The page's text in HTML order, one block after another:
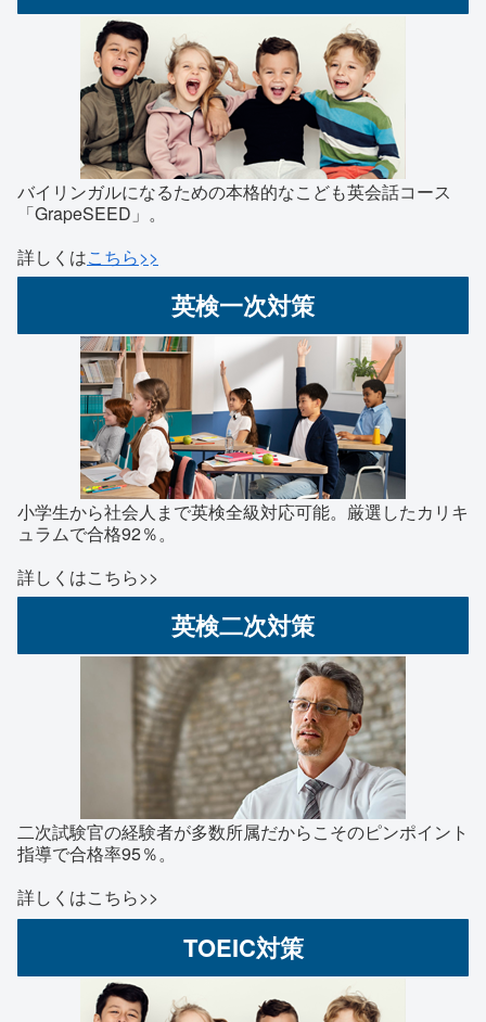
バイリンガルになるための本格的なこども英会話コース
「GrapeSEED」。
詳しくはこちら>>
英検一次対策
小学生から社会人まで英検全級対応可能。厳選したカリキ
ュラムで合格92％。
詳しくはこちら>>
英検二次対策
二次試験官の経験者が多数所属だからこそのピンポイント
指導で合格率95％。
詳しくはこちら>>
TOEIC対策